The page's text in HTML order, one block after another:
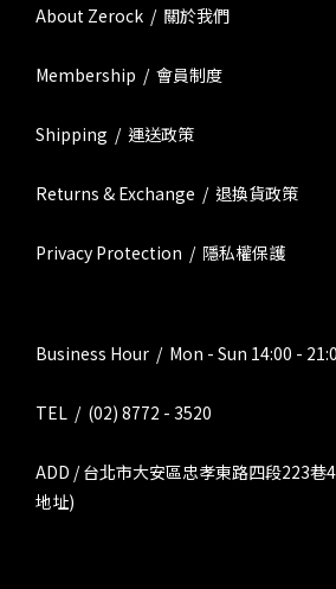
About Zerock / 關於我們
Membership / 會員制度
Shipping / 運送政策
Returns & Exchange / 退換貨政策
Privacy Protection / 隱私權保護
Business Hour / Mon - Sun 14:00 -
TEL / (02) 8772 - 3520
ADD / 台北市大安區忠孝東路四段223巷
地址)